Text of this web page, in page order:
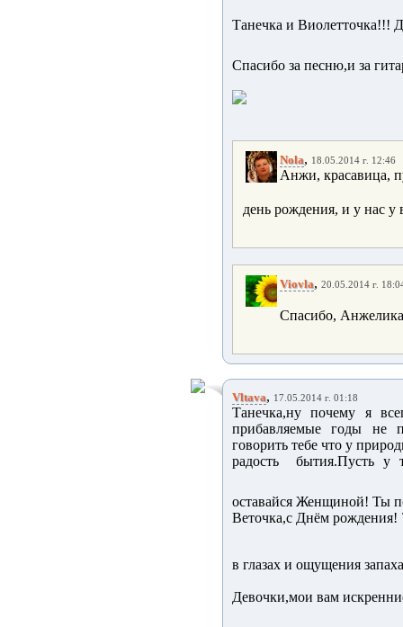
Танечка и Виолетточка!!!
Спасибо за песню,и за
Nola, 18.05.2014 г. 12:46
Анжи, красавица,
день рождения, и у
Viovla, 20.05.2014 г.
Спасибо,
Vltava, 17.05.2014 г. 01:18
Танечка,ну почему я
прибавляемые годы не
говорить тебе что у
радость бытия.Пусть у
оставайся Женщиной! Ты
Веточка,с Днём
в глазах и ощущения
Девочки,мои вам